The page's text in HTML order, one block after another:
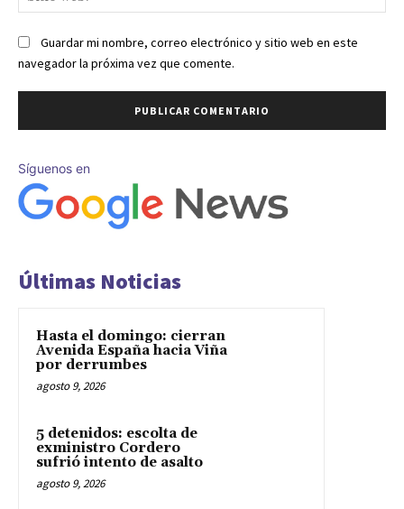
Guardar mi nombre, correo electrónico y sitio web en este
navegador la próxima vez que comente.
Síguenos en
Últimas Noticias
Hasta el domingo: cierran
Avenida España hacia Viña
por derrumbes
agosto 9, 2026
5 detenidos: escolta de
exministro Cordero
sufrió intento de asalto
agosto 9, 2026